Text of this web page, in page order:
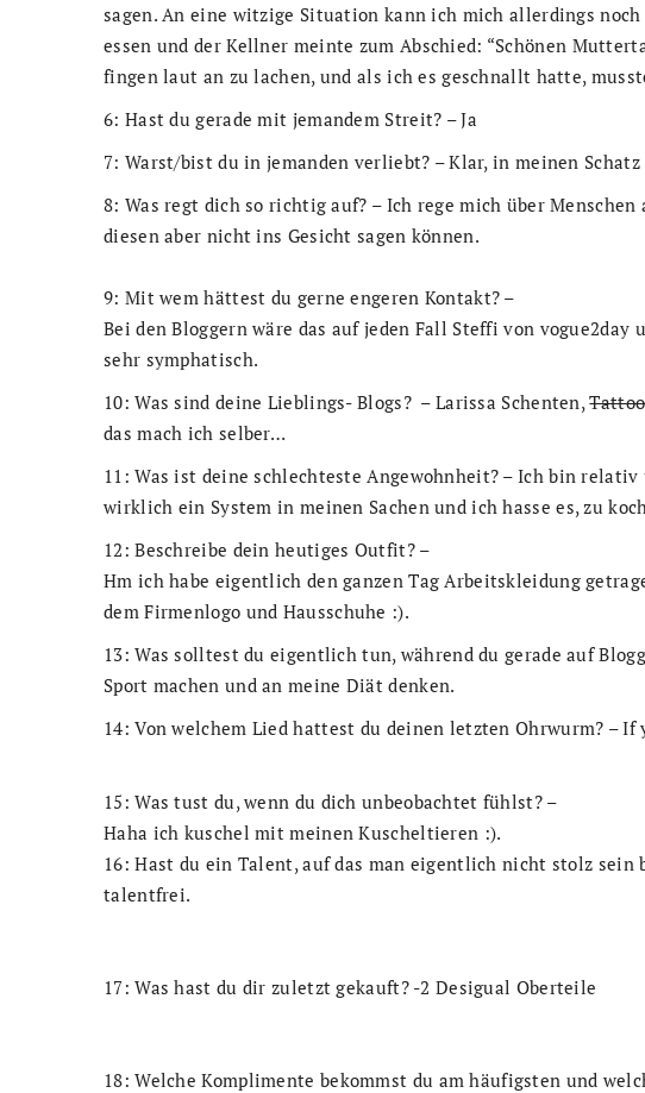
sagen. An eine witzige Situation kann ich mich allerdings
essen und der Kellner meinte zum Abschied: “Schönen
fingen laut an zu lachen, und als ich es geschnallt hatte,
6: Hast du gerade mit jemandem Streit? – Ja
7: Warst/bist du in jemanden verliebt? – Klar, in meinen Schatz
8: Was regt dich so richtig auf? – Ich rege mich über
diesen aber nicht ins Gesicht sagen können.
9: Mit wem hättest du gerne engeren Kontakt? –
Bei den Bloggern wäre das auf jeden Fall Steffi von vogue2day
sehr symphatisch.
10: Was sind deine Lieblings- Blogs? – Larissa Schenten,
das mach ich selber…
11: Was ist deine schlechteste Angewohnheit? – Ich bin
wirklich ein System in meinen Sachen und ich hasse es, zu
12: Beschreibe dein heutiges Outfit? –
Hm ich habe eigentlich den ganzen Tag Arbeitskleidung
dem Firmenlogo und Hausschuhe :).
13: Was solltest du eigentlich tun, während du gerade auf
Sport machen und an meine Diät denken.
14: Von welchem Lied hattest du deinen letzten Ohrwurm? –If
15: Was tust du, wenn du dich unbeobachtet fühlst? –
Haha ich kuschel mit meinen Kuscheltieren :).
16: Hast du ein Talent, auf das man eigentlich nicht stolz
talentfrei.
17: Was hast du dir zuletzt gekauft? -2 Desigual Oberteile
18: Welche Komplimente bekommst du am häufigsten und